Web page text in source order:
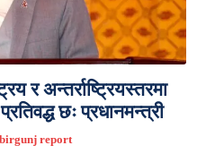
र अन्तर्राष्ट्रियस्तरमा
छः प्रधानमन्त्री
birgunj report